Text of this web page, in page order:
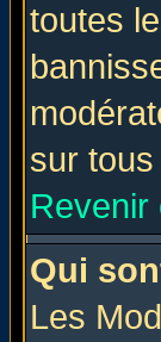
toutes
sur
Revenir
Qui
Les